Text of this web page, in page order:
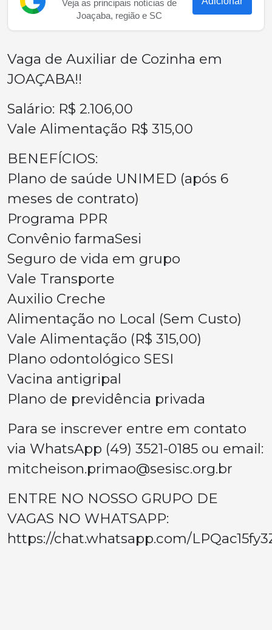
Veja as principais notícias de
Joaçaba, região e SC
Vaga de Auxiliar de Cozinha em
JOAÇABA!!
Salário: R$ 2.106,00
Vale Alimentação R$ 315,00
BENEFÍCIOS:
Plano de saúde UNIMED (após 6
meses de contrato)
Programa PPR
Convênio farmaSesi
Seguro de vida em grupo
Vale Transporte
Auxilio Creche
Alimentação no Local (Sem Custo)
Vale Alimentação (R$ 315,00)
Plano odontológico SESI
Vacina antigripal
Plano de previdência privada
Para se inscrever entre em contato
via WhatsApp (49) 3521-0185 ou email:
mitcheison.primao@sesisc.org.br
ENTRE NO NOSSO GRUPO DE
VAGAS NO WHATSAPP:
https://chat.whatsapp.com/